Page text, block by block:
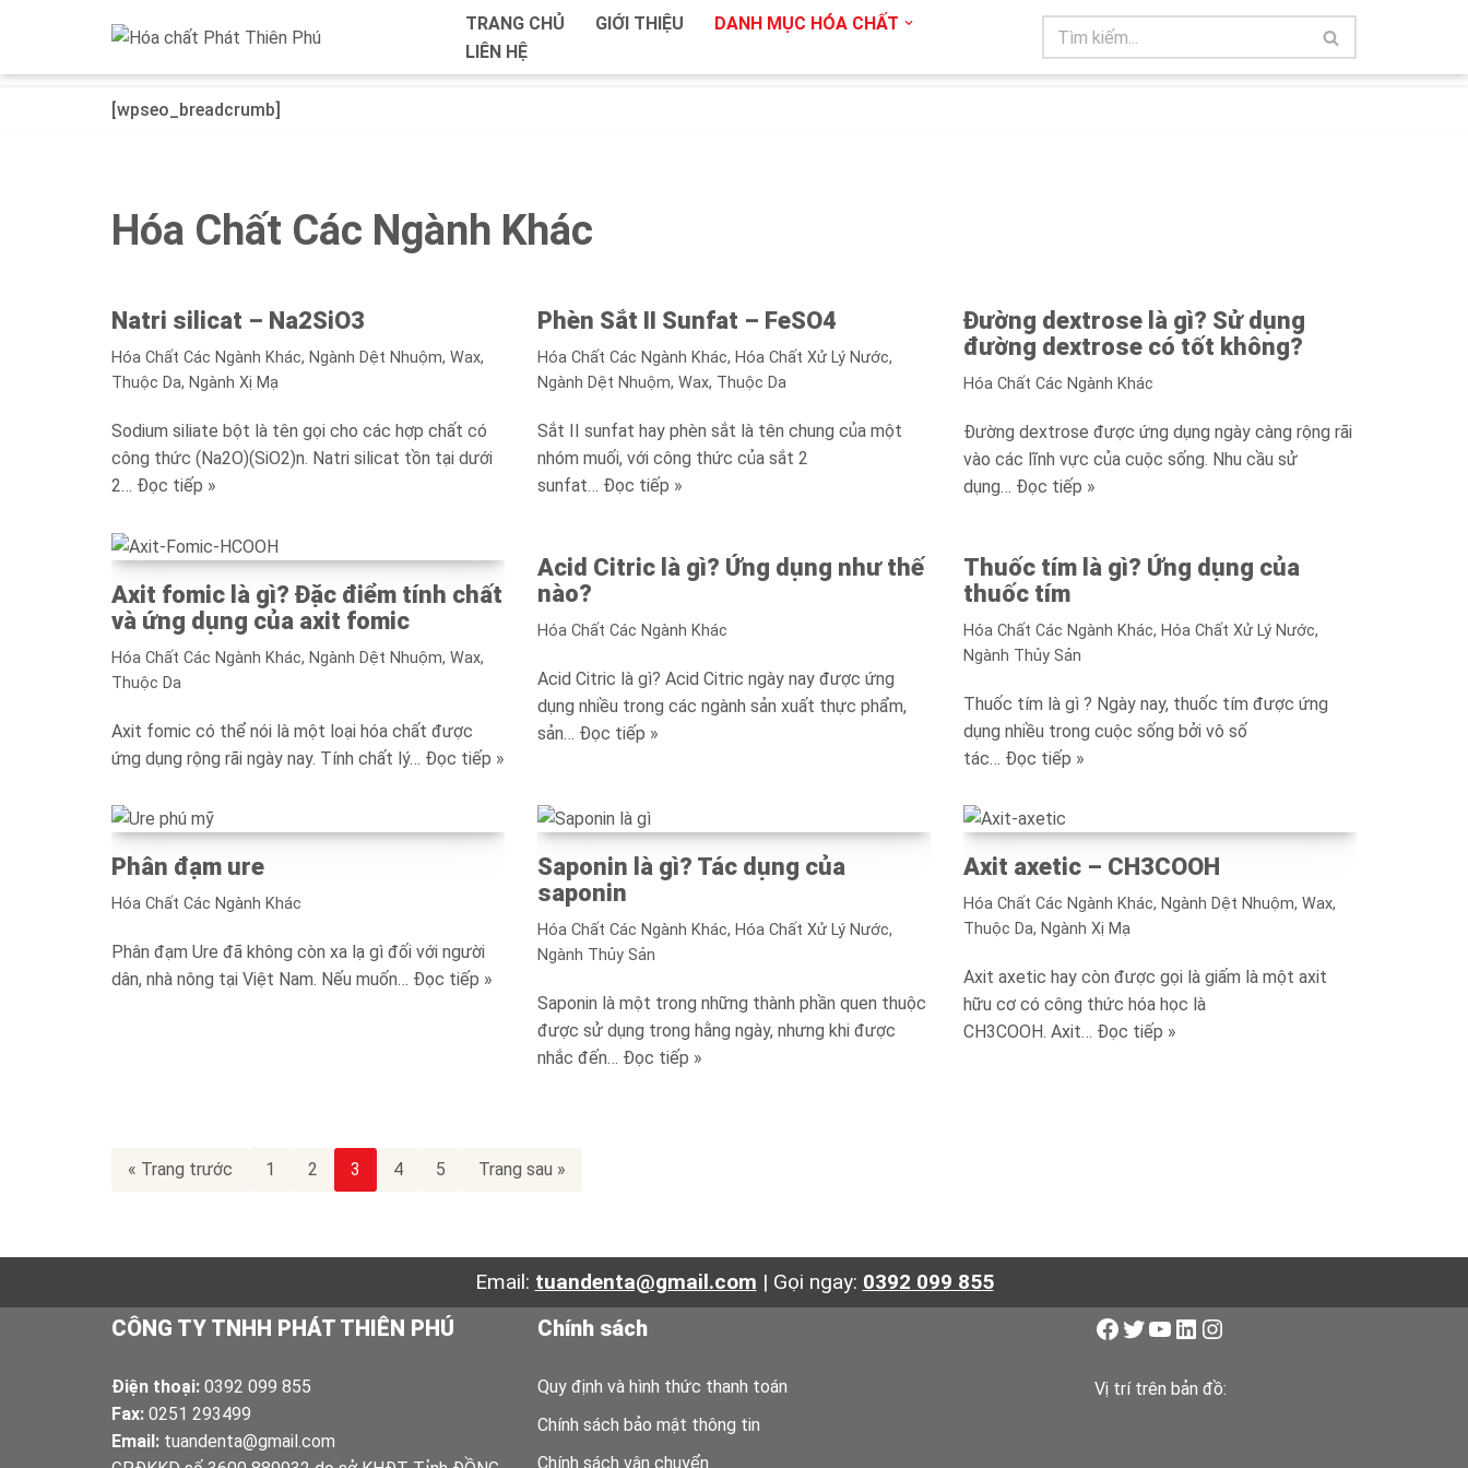
TRANG CHỦ GIỚI THIỆU
DANH MỤC HÓA CHẤT
LIÊN HỆ
[wpseo_breadcrumb]
Hóa Chất Các Ngành Khác
Natri silicat – Na2SiO3
Hóa Chất Các Ngành Khác, Ngành Dệt Nhuộm, Wax,
Thuộc Da, Ngành Xị Mạ
Sodium siliate bột là tên gọi cho các hợp chất có
công thức (Na2O)(SiO2)n. Natri silicat tồn tại dưới
2… Đọc tiếp »
Phèn Sắt II Sunfat – FeSO4
Hóa Chất Các Ngành Khác, Hóa Chất Xử Lý Nước,
Ngành Dệt Nhuộm, Wax, Thuộc Da
Sắt II sunfat hay phèn sắt là tên chung của một
nhóm muối, với công thức của sắt 2
sunfat… Đọc tiếp »
Đường dextrose là gì? Sử dụng
đường dextrose có tốt không?
Hóa Chất Các Ngành Khác
Đường dextrose được ứng dụng ngày càng rộng rãi
vào các lĩnh vực của cuộc sống. Nhu cầu sử
dụng… Đọc tiếp »
Axit fomic là gì? Đặc điểm tính chất
và ứng dụng của axit fomic
Hóa Chất Các Ngành Khác, Ngành Dệt Nhuộm, Wax,
Thuộc Da
Axit fomic có thể nói là một loại hóa chất được
ứng dụng rộng rãi ngày nay. Tính chất lý… Đọc tiếp »
Acid Citric là gì? Ứng dụng như thế
nào?
Hóa Chất Các Ngành Khác
Acid Citric là gì? Acid Citric ngày nay được ứng
dụng nhiều trong các ngành sản xuất thực phẩm,
sản… Đọc tiếp »
Thuốc tím là gì? Ứng dụng của
thuốc tím
Hóa Chất Các Ngành Khác, Hóa Chất Xử Lý Nước,
Ngành Thủy Sản
Thuốc tím là gì ? Ngày nay, thuốc tím được ứng
dụng nhiều trong cuộc sống bởi vô số
tác… Đọc tiếp »
Phân đạm ure
Hóa Chất Các Ngành Khác
Phân đạm Ure đã không còn xa lạ gì đối với người
dân, nhà nông tại Việt Nam. Nếu muốn… Đọc tiếp »
Saponin là gì? Tác dụng của
saponin
Hóa Chất Các Ngành Khác, Hóa Chất Xử Lý Nước,
Ngành Thủy Sản
Saponin là một trong những thành phần quen thuộc
được sử dụng trong hằng ngày, nhưng khi được
nhắc đến… Đọc tiếp »
Axit axetic – CH3COOH
Hóa Chất Các Ngành Khác, Ngành Dệt Nhuộm, Wax,
Thuộc Da, Ngành Xị Mạ
Axit axetic hay còn được gọi là giấm là một axit
hữu cơ có công thức hóa học là
CH3COOH. Axit… Đọc tiếp »
« Trang trước 1 2 3 4 5 Trang sau »
Email: tuandenta@gmail.com | Gọi ngay: 0392 099 855
CÔNG TY TNHH PHÁT THIÊN PHÚ
Điện thoại: 0392 099 855
Fax: 0251 293499
Email: tuandenta@gmail.com
Chính sách
Quy định và hình thức thanh toán
Chính sách bảo mật thông tin
Chính sách vận chuyển
Vị trí trên bản đồ: